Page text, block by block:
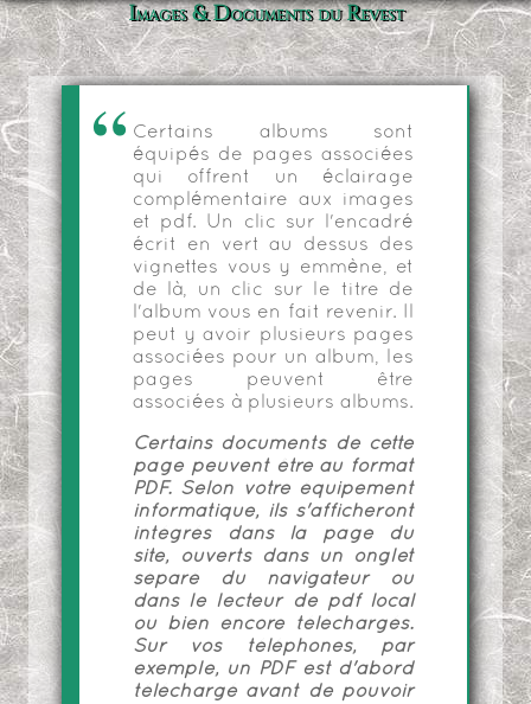
Images & Documents du Revest
Certains albums sont
équipés de pages associées
qui offrent un éclairage
complémentaire aux images
et pdf. Un clic sur l'encadré
écrit en vert au dessus des
vignettes vous y emmène, et
de là, un clic sur le titre de
l'album vous en fait revenir. Il
peut y avoir plusieurs pages
associées pour un album, les
pages peuvent être
associées à plusieurs albums.
Certains documents de cette
page peuvent être au format
PDF. Selon votre équipement
informatique, ils s'afficheront
intégrés dans la page du
site, ouverts dans un onglet
séparé du navigateur ou
dans le lecteur de pdf local
ou bien encore téléchargés.
Sur vos téléphones, par
exemple, un PDF est d'abord
téléchargé avant de pouvoir